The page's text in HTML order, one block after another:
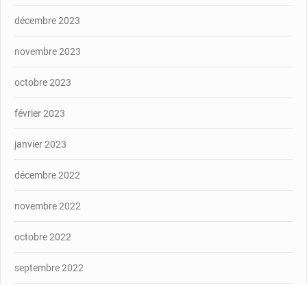
décembre 2023
novembre 2023
octobre 2023
février 2023
janvier 2023
décembre 2022
novembre 2022
octobre 2022
septembre 2022